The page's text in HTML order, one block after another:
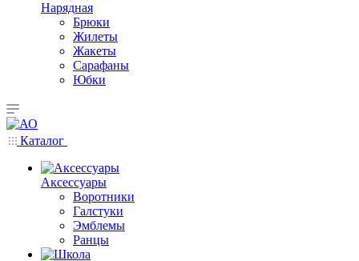
Нарядная
Брюки
Жилеты
Жакеты
Сарафаны
Юбки
Каталог
Аксессуары
Воротники
Галстуки
Эмблемы
Ранцы